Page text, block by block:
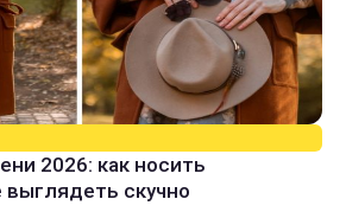
2026: как носить
выглядеть скучно